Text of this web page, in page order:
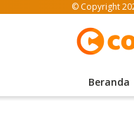
© Copyright
Beranda